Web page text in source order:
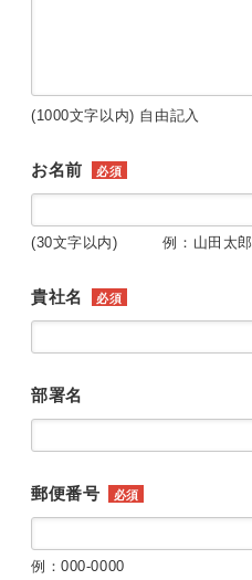
(1000文字以内) 自由記入
お名前 必須
(30文字以内) 例：山田太郎
貴社名 必須
部署名
郵便番号 必須
例：000-0000